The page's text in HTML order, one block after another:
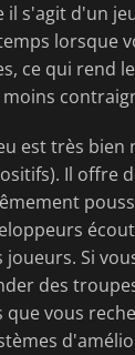
il s'agit d'un
lorsque
ce qui rend
est très bien
Il offre
Si
des
que vous